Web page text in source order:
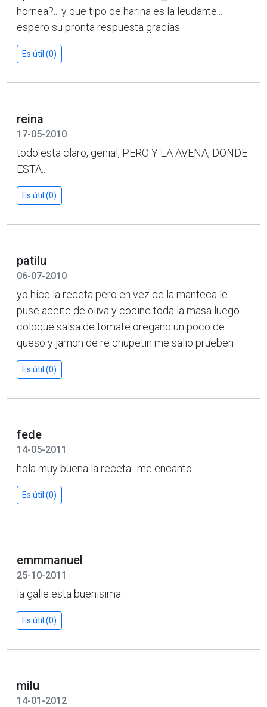
hornea?... y que tipo de harina es la leudante...
espero su pronta respuesta gracias
Es útil (0)
reina
17-05-2010
todo esta claro, genial, PERO Y LA AVENA, DONDE
ESTA...
Es útil (0)
patilu
06-07-2010
yo hice la receta pero en vez de la manteca le
puse aceite de oliva y cocine toda la masa luego
coloque salsa de tomate oregano un poco de
queso y jamon de re chupetin me salio prueben
Es útil (0)
fede
14-05-2011
hola muy buena la receta.. me encanto
Es útil (0)
emmmanuel
25-10-2011
la galle esta buenisima
Es útil (0)
milu
14-01-2012